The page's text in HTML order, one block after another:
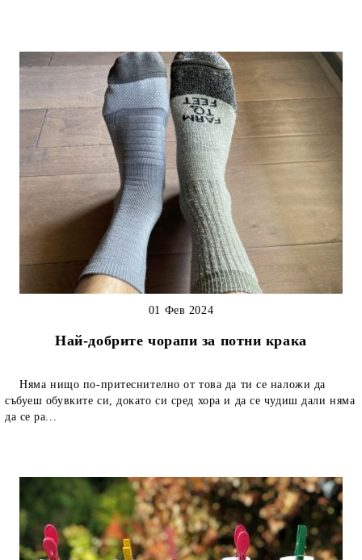
Най-добрите чорапи за потни крака
01 Фев 2024
Няма нищо по-притеснително от това да ти се наложи да
събуеш обувките си, докато си сред хора и да се чудиш дали няма
да се ра...